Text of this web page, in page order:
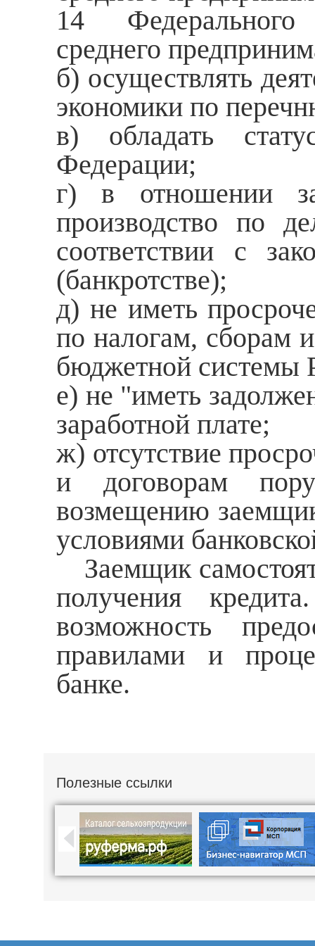
14
среднего
б) осуществлять
экономики по
в) обладать
Федерации;
г) в отношении
производство по
соответствии с
(банкротстве);
д) не иметь
по налогам, сборам
бюджетной системы
е) не "иметь
заработной плате;
ж) отсутствие
и договорам
возмещению
условиями
Заемщик
получения
возможность
правилами и
банке.
Полезные ссылки